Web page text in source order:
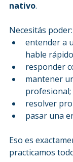
nativo.
Necesitás poder:
entender a
hable
responder
mantener
profesional;
resolver
pasar una
Eso es
practicamos